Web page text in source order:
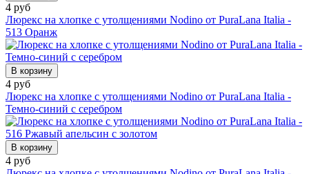
4 руб
Люрекс на хлопке с утолщениями Nodino от PuraLana Italia -
513 Оранж
В корзину
4 руб
Люрекс на хлопке с утолщениями Nodino от PuraLana Italia -
Темно-синий с серебром
В корзину
4 руб